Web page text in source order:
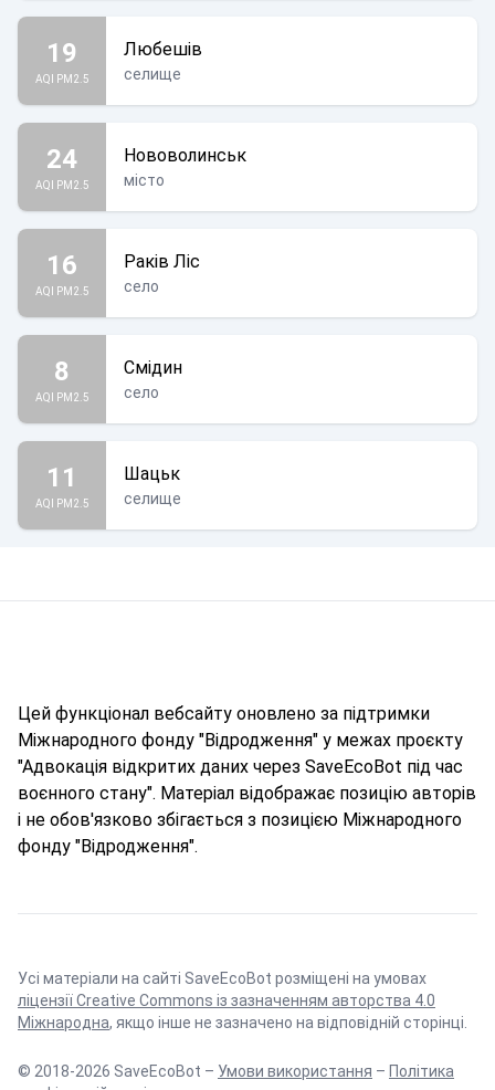
19
AQI PM2.5
Любешів
селище
24
AQI PM2.5
Нововолинськ
місто
16
AQI PM2.5
Раків Ліс
село
8
AQI PM2.5
Смідин
село
11
AQI PM2.5
Шацьк
селище
Цей функціонал вебсайту оновлено за підтримки
Міжнародного фонду "Відродження" у межах проєкту
"Адвокація відкритих даних через SaveEcoBot під час
воєнного стану". Матеріал відображає позицію авторів
і не обов'язково збігається з позицією Міжнародного
фонду "Відродження".
Усі матеріали на сайті SaveEcoBot розміщені на умовах
ліцензії Creative Commons із зазначенням авторства 4.0
Міжнародна, якщо інше не зазначено на відповідній сторінці.
© 2018-2026 SaveEcoBot – Умови використання – Політика